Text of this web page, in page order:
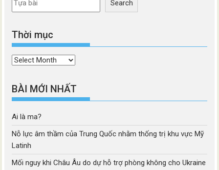
Search
Thời mục
Thời
BÀI MỚI NHẤT
Ai là ma?
Nỗ lực âm thầm của Trung Quốc nhằm thống trị khu vực Mỹ
Latinh
Mối nguy khi Châu Âu do dự hỗ trợ phòng không cho Ukraine